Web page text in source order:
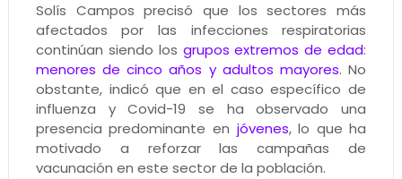
Solís Campos precisó que los sectores más
afectados por las infecciones respiratorias
continúan siendo los grupos extremos de edad:
menores de cinco años y adultos mayores. No
obstante, indicó que en el caso específico de
influenza y Covid-19 se ha observado una
presencia predominante en jóvenes, lo que ha
motivado a reforzar las campañas de
vacunación en este sector de la población.